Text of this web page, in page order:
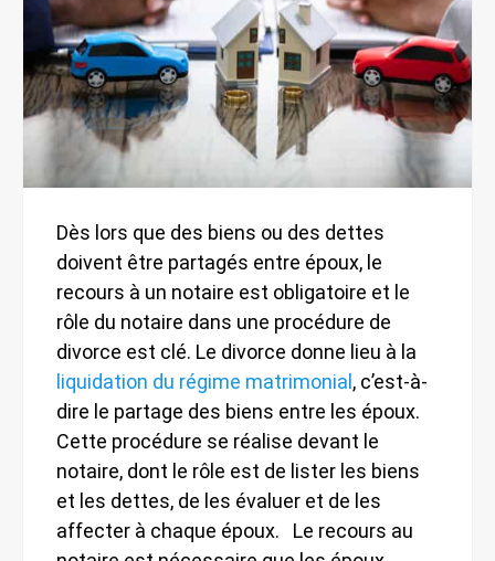
Dès lors que des biens ou des dettes
doivent être partagés entre époux, le
recours à un notaire est obligatoire et le
rôle du notaire dans une procédure de
divorce est clé. Le divorce donne lieu à la
liquidation du régime matrimonial, c’est-à-
dire le partage des biens entre les époux.
Cette procédure se réalise devant le
notaire, dont le rôle est de lister les biens
et les dettes, de les évaluer et de les
affecter à chaque époux. Le recours au